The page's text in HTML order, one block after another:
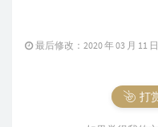
最后修改：2020 年 03 月 11 日
打